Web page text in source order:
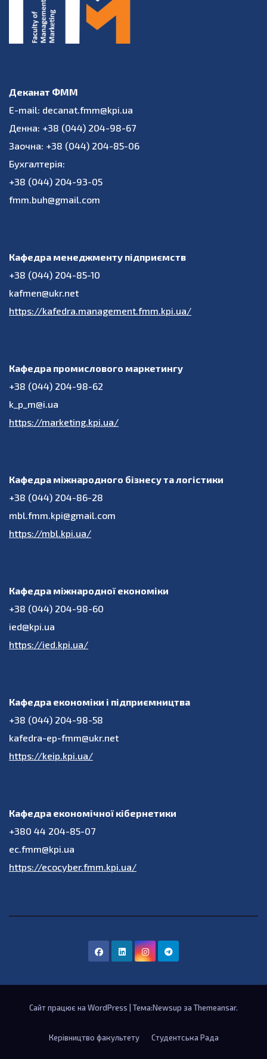
Деканат ФММ
E-mail: decanat.fmm@kpi.ua
Денна: +38 (044) 204-98-67
Заочна: +38 (044) 204-85-06
Бухгалтерія:
+38 (044) 204-93-05
fmm.buh@gmail.com
Кафедра менеджменту підприємств
+38 (044) 204-85-10
kafmen@ukr.net
https://kafedra.management.fmm.kpi.ua/
Кафедра промислового маркетингу
+38 (044) 204-98-62
k_p_m@i.ua
https://marketing.kpi.ua/
Кафедра міжнародного бізнесу та логістики
+38 (044) 204-86-28
mbl.fmm.kpi@gmail.com
https://mbl.kpi.ua/
Кафедра міжнародної економіки
+38 (044) 204-98-60
ied@kpi.ua
https://ied.kpi.ua/
Кафедра економіки і підприємництва
+38 (044) 204-98-58
kafedra-ep-fmm@ukr.net
https://keip.kpi.ua/
Кафедра економічної кібернетики
+380 44 204-85-07
ec.fmm@kpi.ua
https://ecocyber.fmm.kpi.ua/
Сайт працює на WordPress | Тема:Newsup за Themeansar.
Керівництво факультету Студентська Рада